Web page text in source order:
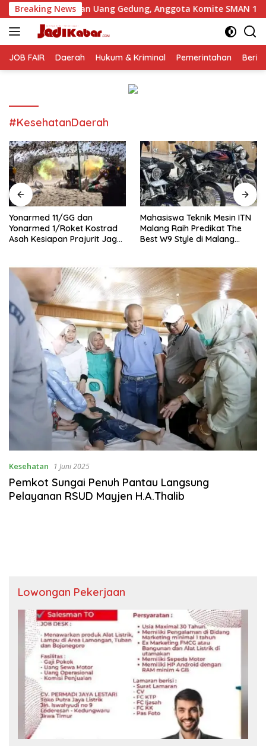
Langsung
ke
konten
Breaking News
Gedung, Anggota Komite SMAN 1 Tumpang ,Ketua
JOB FAIR Daerah Hukum & Kriminal Pemerintahan
#KesehatanDaerah
Yonarmed 11/GG dan
Yonarmed 1/Roket Kostrad
Asah Kesiapan Prajurit Jaga
Mahasiswa Teknik Mesin ITN
Malang Raih Predikat The
Best W9 Style di Malang
Kesehatan 1 Juni 2025
Pemkot Sungai Penuh Pantau Langsung
Pelayanan RSUD Mayjen H.A.Thalib
Lowongan Pekerjaan